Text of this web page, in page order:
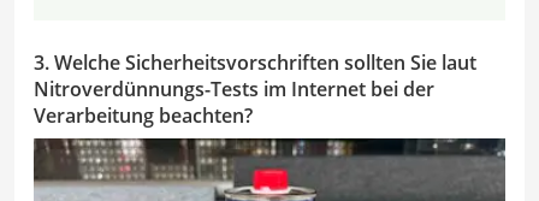
3. Welche Sicherheitsvorschriften sollten Sie laut
Nitroverdünnungs-Tests im Internet bei der
Verarbeitung beachten?